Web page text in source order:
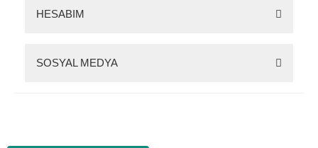
HESABIM
SOSYAL MEDYA